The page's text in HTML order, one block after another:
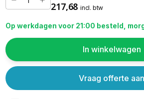
217,68 incl. btw
Op werkdagen voor 21:00 besteld,
In winkelwagen
Vraag offerte aan